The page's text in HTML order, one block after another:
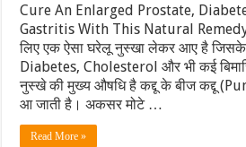
Cure An Enlarged Prostate,
Gastritis With This Natural
लिए एक ऐसा घरेलू नुस्खा लेकर आए है
Diabetes, Cholesterol और भी कई
नुस्खे की मुख्य औषधि है कद्दू के बीज कद्दू
आ जाती है। अकसर मोटे …
Read More »